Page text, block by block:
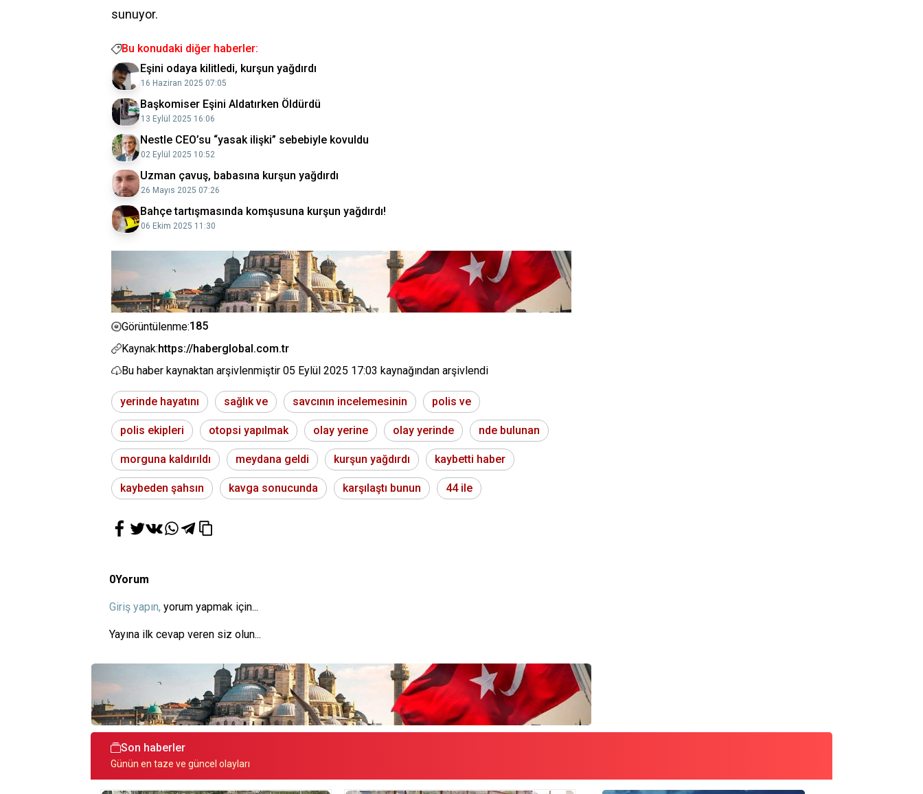
sunuyor.
Bu konudaki diğer haberler:
Eşini odaya kilitledi, kurşun yağdırdı
16 Haziran 2025 07:05
Başkomiser Eşini Aldatırken Öldürdü
13 Eylül 2025 16:06
Nestle CEO’su “yasak ilişki” sebebiyle kovuldu
02 Eylül 2025 10:52
Uzman çavuş, babasına kurşun yağdırdı
26 Mayıs 2025 07:26
Bahçe tartışmasında komşusuna kurşun yağdırdı!
06 Ekim 2025 11:30
Görüntülenme:185
Kaynak:https://haberglobal.com.tr
Bu haber kaynaktan arşivlenmiştir 05 Eylül 2025 17:03 kaynağından arşivlendi
yerinde hayatını sağlık ve savcının incelemesinin polis ve
polis ekipleri otopsi yapılmak olay yerine olay yerinde nde bulunan
morguna kaldırıldı meydana geldi kurşun yağdırdı kaybetti haber
kaybeden şahsın kavga sonucunda karşılaştı bunun 44 ile
0Yorum
Giriş yapın, yorum yapmak için...
Yayına ilk cevap veren siz olun...
Son haberler
Günün en taze ve güncel olayları